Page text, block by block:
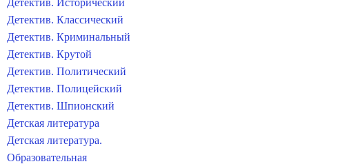
Детектив. Исторический
Детектив. Классический
Детектив. Криминальный
Детектив. Крутой
Детектив. Политический
Детектив. Полицейский
Детектив. Шпионский
Детская литература
Детская литература.
Образовательная